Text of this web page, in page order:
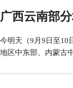
广西云南部
今明天（9月9日至10
地区中东部、内蒙古